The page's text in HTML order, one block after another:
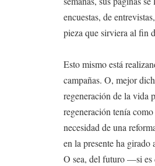
encuestas, de
pieza que sirviera al fin
Esto mismo está
campañas. O, mejor
regeneración de la vida
regeneración tenía
necesidad de una
en la presente ha
O sea, del futuro —si es